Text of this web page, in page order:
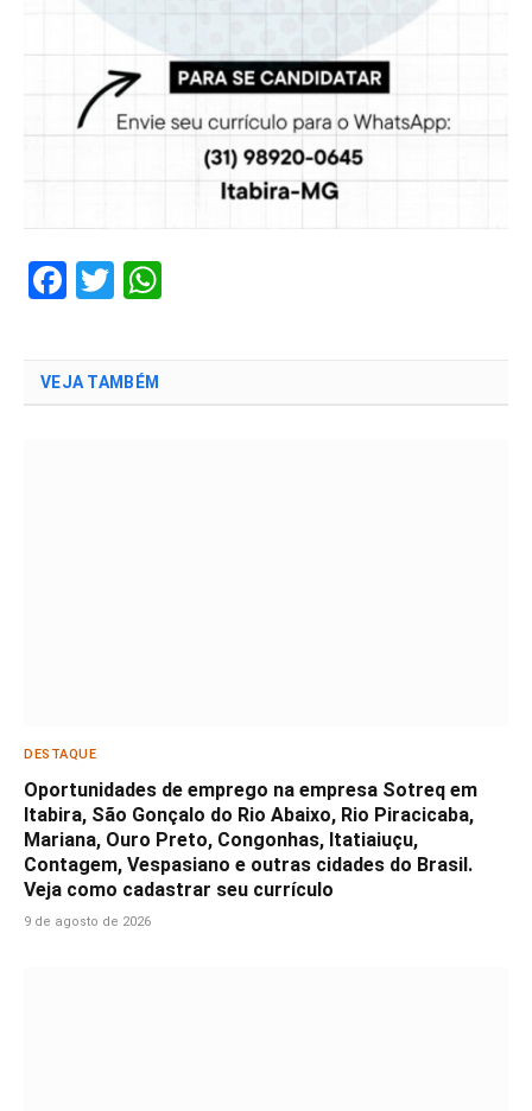
Facebook
Twitter
VEJA TAMBÉM
DESTAQUE
Oportunidades de emprego na empresa Sotreq em
Itabira, São Gonçalo do Rio Abaixo, Rio Piracicaba,
Mariana, Ouro Preto, Congonhas, Itatiaiuçu,
Contagem, Vespasiano e outras cidades do Brasil.
Veja como cadastrar seu currículo
9 de agosto de 2026